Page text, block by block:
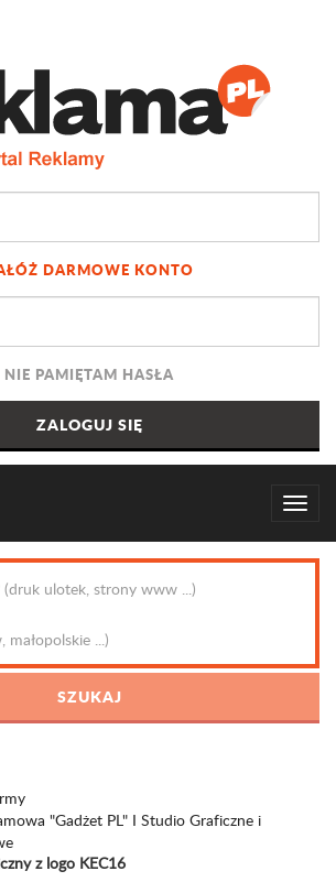
DARMOWE KONTO
NIE PAMIĘTAM HASŁA
"Gadżet PL" I Studio Graficzne i
z logo KEC16